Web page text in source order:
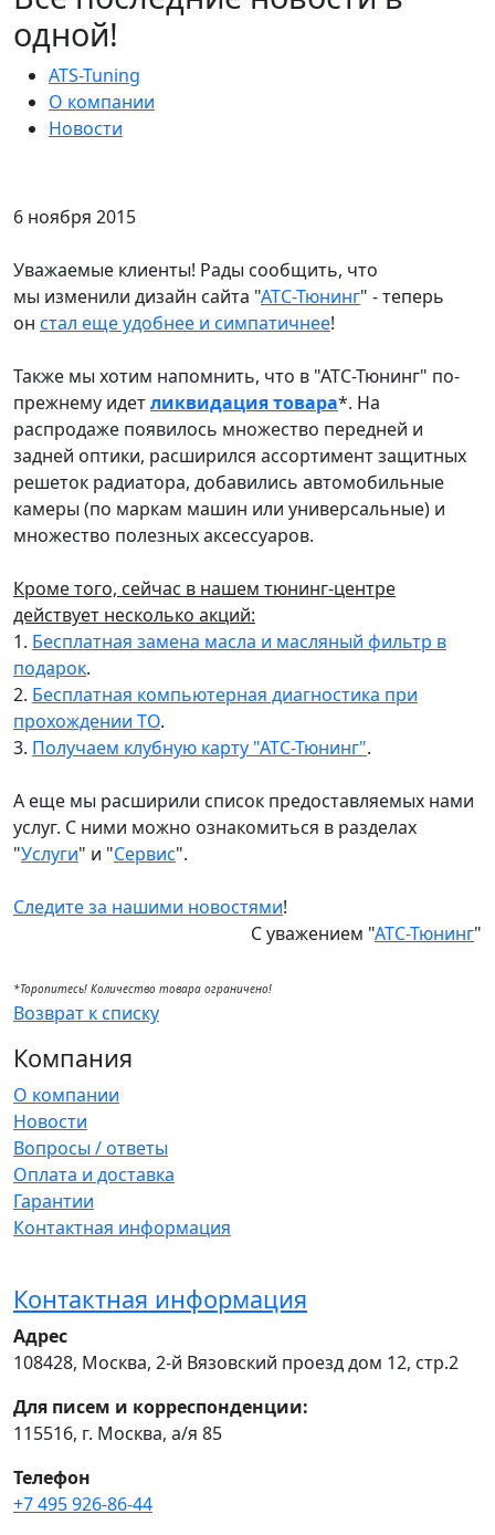
одной!
ATS-Tuning
О компании
Новости
6 ноября 2015
Уважаемые клиенты! Рады сообщить, что
мы изменили дизайн сайта "АТС-Тюнинг" - теперь
он стал еще удобнее и симпатичнее!
Также мы хотим напомнить, что в "АТС-Тюнинг" по-
прежнему идетликвидация товара*. На
распродаже появилось множество передней и
задней оптики, расширился ассортиментзащитных
решеток радиатора, добавились автомобильные
камеры (по маркам машин или универсальные) и
множество полезных аксессуаров.
Кроме того, сейчас в нашем тюнинг-центре
действует несколько акций:
1. Бесплатная замена масла и масляный фильтр в
подарок.
2. Бесплатная компьютерная диагностика при
прохождении ТО.
3. Получаем клубную карту "АТС-Тюнинг".
А еще мы расширили список предоставляемых нами
услуг. С ними можно ознакомиться в разделах
"Услуги" и "Сервис".
Следите за нашими новостями!
С уважением "АТС-Тюнинг"
*Торопитесь! Количество товара ограничено!
Возврат к списку
Компания
О компании
Новости
Вопросы / ответы
Оплата и доставка
Гарантии
Контактная информация
Контактная информация
Адрес
108428, Москва, 2-й Вязовский проезд дом 12, стр.2
Для писем и корреспонденции:
115516, г. Москва, а/я 85
Телефон
+7 495 926-86-44